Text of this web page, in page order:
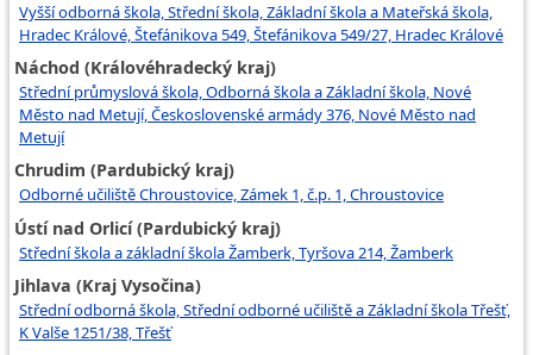
Vyšší odborná škola, Střední škola, Základní škola a Mateřská škola,
Hradec Králové, Štefánikova 549, Štefánikova 549/27, Hradec Králové
Náchod (Královéhradecký kraj)
Střední průmyslová škola, Odborná škola a Základní škola, Nové
Město nad Metují, Československé armády 376, Nové Město nad
Metují
Chrudim (Pardubický kraj)
Odborné učiliště Chroustovice, Zámek 1, č.p. 1, Chroustovice
Ústí nad Orlicí (Pardubický kraj)
Střední škola a základní škola Žamberk, Tyršova 214, Žamberk
Jihlava (Kraj Vysočina)
Střední odborná škola, Střední odborné učiliště a Základní škola Třešť,
K Valše 1251/38, Třešť